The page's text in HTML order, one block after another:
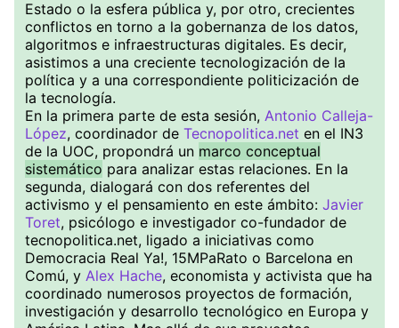
Estado o la esfera pública y, por otro, crecientes
conflictos en torno a la gobernanza de los datos,
algoritmos e infraestructuras digitales. Es decir,
asistimos a una creciente tecnologización de la
política y a una correspondiente politicización de
la tecnología.
En la primera parte de esta sesión, Antonio Calleja-
López, coordinador de Tecnopolitica.net en el IN3
de la UOC, propondrá un marco conceptual
sistemático para analizar estas relaciones. En la
segunda, dialogará con dos referentes del
activismo y el pensamiento en este ámbito: Javier
Toret, psicólogo e investigador co-fundador de
tecnopolitica.net, ligado a iniciativas como
Democracia Real Ya!, 15MPaRato o Barcelona en
Comú, y Alex Hache, economista y activista que ha
coordinado numerosos proyectos de formación,
investigación y desarrollo tecnológico en Europa y